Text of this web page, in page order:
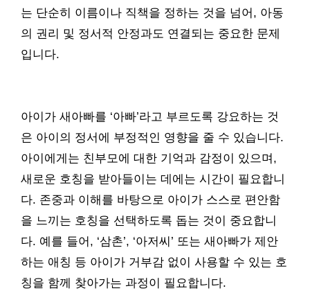
는 단순히 이름이나 직책을 정하는 것을 넘어, 아동
의 권리 및 정서적 안정과도 연결되는 중요한 문제
입니다.
아이가 새아빠를 ‘아빠’라고 부르도록 강요하는 것
은 아이의 정서에 부정적인 영향을 줄 수 있습니다.
아이에게는 친부모에 대한 기억과 감정이 있으며,
새로운 호칭을 받아들이는 데에는 시간이 필요합니
다. 존중과 이해를 바탕으로 아이가 스스로 편안함
을 느끼는 호칭을 선택하도록 돕는 것이 중요합니
다. 예를 들어, ‘삼촌’, ‘아저씨’ 또는 새아빠가 제안
하는 애칭 등 아이가 거부감 없이 사용할 수 있는 호
칭을 함께 찾아가는 과정이 필요합니다.